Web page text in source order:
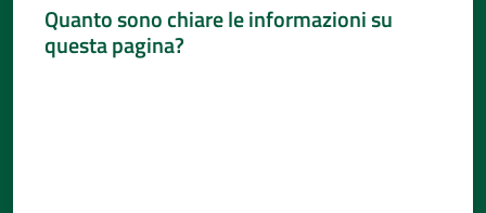
Quanto sono chiare le informazioni su
questa pagina?